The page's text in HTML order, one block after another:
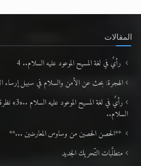
المقالات
رأيٌ في لغة المسيح الموعود عليه السلام.. 4
الهجرة: بحث عن الأمن والسلام في سبيل إرساء
رأيٌ في لغة
السلام..
**الحصن الحصين من وساوس المعارضين ...**
متطلَّبات التّحريك الجديد